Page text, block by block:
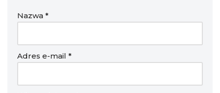
Nazwa *
Adres e-mail *